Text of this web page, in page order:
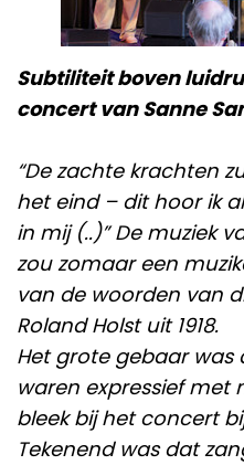
Subtiliteit boven
concert van Sanne
“De zachte krachten
het eind – dit hoor ik
in mij (..)” De muziek
zou zomaar een
van de woorden van
Roland Holst uit 1918.
Het grote gebaar was
waren expressief met
bleek bij het concert
Tekenend was dat